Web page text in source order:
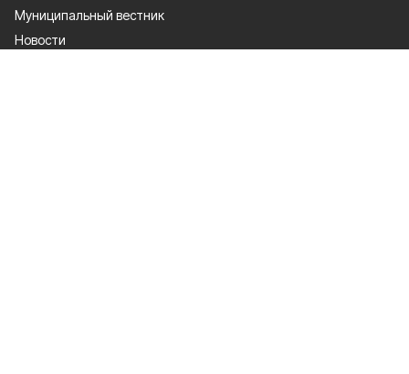
Муниципальный вестник
Новости